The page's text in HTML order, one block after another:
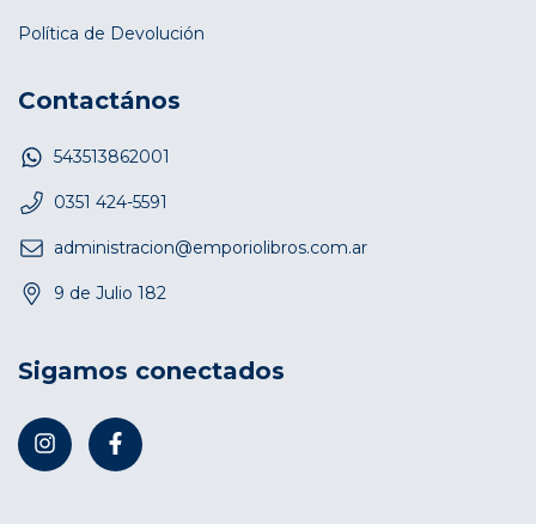
Política de Devolución
Contactános
543513862001
0351 424-5591
administracion@emporiolibros.com.ar
9 de Julio 182
Sigamos conectados